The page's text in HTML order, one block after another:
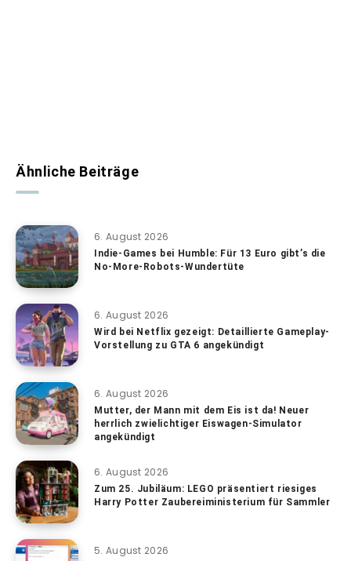
Ähnliche Beiträge
6. August 2026
Indie-Games bei Humble: Für 13 Euro gibt’s die
No-More-Robots-Wundertüte
6. August 2026
Wird bei Netflix gezeigt: Detaillierte Gameplay-
Vorstellung zu GTA 6 angekündigt
6. August 2026
Mutter, der Mann mit dem Eis ist da! Neuer
herrlich zwielichtiger Eiswagen-Simulator
angekündigt
6. August 2026
Zum 25. Jubiläum: LEGO präsentiert riesiges
Harry Potter Zaubereiministerium für Sammler
5. August 2026